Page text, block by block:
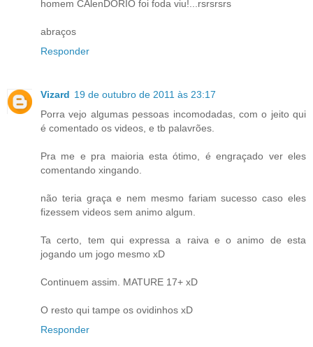
homem CAlenDORIO foi foda viu!...rsrsrsrs
abraços
Responder
Vizard 19 de outubro de 2011 às 23:17
Porra vejo algumas pessoas incomodadas, com o jeito qui
é comentado os videos, e tb palavrões.
Pra me e pra maioria esta ótimo, é engraçado ver eles
comentando xingando.
não teria graça e nem mesmo fariam sucesso caso eles
fizessem videos sem animo algum.
Ta certo, tem qui expressa a raiva e o animo de esta
jogando um jogo mesmo xD
Continuem assim. MATURE 17+ xD
O resto qui tampe os ovidinhos xD
Responder